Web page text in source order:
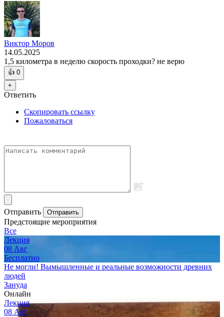
Виктор Моров
14.05.2025
1,5 километра в неделю скорость проходки? не верю
👍 0
+
Ответить
Скопировать ссылку
Пожаловаться
Отправить Отправить
Предстоящие мероприятия
Все
Лекция
08 Авг
Бесплатно
Не могли! Вымышленные и реальные возможности древних
людей
Зануда
Онлайн
Лекция
08 Авг